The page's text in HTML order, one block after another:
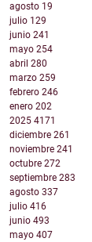
agosto 19
julio 129
junio 241
mayo 254
abril 280
marzo 259
febrero 246
enero 202
2025 4171
diciembre 261
noviembre 241
octubre 272
septiembre 283
agosto 337
julio 416
junio 493
mayo 407